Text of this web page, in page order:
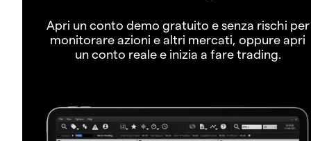
Apri un conto demo gratuito e senza rischi per
monitorare azioni e altri mercati, oppure apri
un conto reale e inizia a fare trading.